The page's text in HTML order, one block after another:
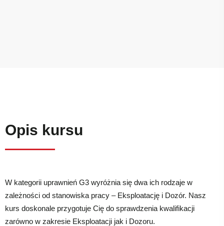
Opis kursu
W kategorii uprawnień G3 wyróżnia się dwa ich rodzaje w
zależności od stanowiska pracy – Eksploatację i Dozór. Nasz
kurs doskonale przygotuje Cię do sprawdzenia kwalifikacji
zarówno w zakresie Eksploatacji jak i Dozoru.